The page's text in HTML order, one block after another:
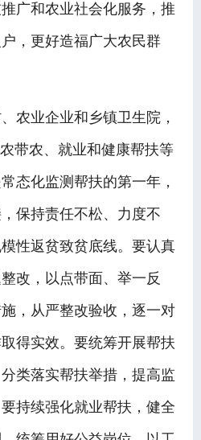
广和农业社会化服务，推
，更好造福广大农民群
业企业和乡镇卫生院，
带农、就业和健康帮扶等
态化监测帮扶的第一年，
保持责任不松、力度不
性返贫致贫底线。要认真
改，以点带面、举一反
，从严整改验收，逐一对
得实效。要统筹开展帮扶
类落实帮扶举措，提高监
持续强化就业帮扶，健全